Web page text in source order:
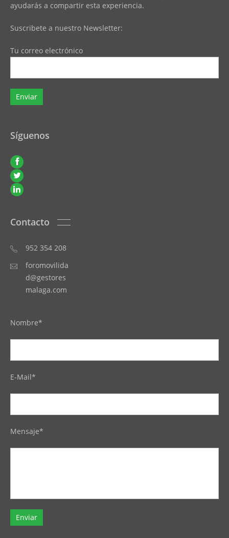
ayudarás a compartir esta experiencia.
Suscribete a nuestro Newsletter:
Tu correo electrónico
Síguenos
Contacto
952 354 208
foromovilida
d@gestores
malaga.com
Nombre*
E-Mail*
Mensaje*